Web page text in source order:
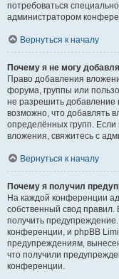
потребоваться
администратором
Вернуться к началу
Почему я не могу
Право добавления
форума, группы или
не разрешить
возможно, что добавлять
определённых групп.
вложения, свяжитесь с
Вернуться к началу
Почему я получил
На каждой конференции
собственный свод
получить
конференции, и phpBB
предупреждениям,
что получили
конференции.